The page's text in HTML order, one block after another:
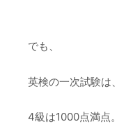
でも、
英検の一次試験は、
4級は1000点満点。